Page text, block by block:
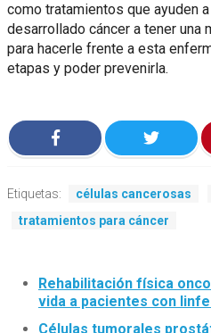
como tratamientos que ayuden
desarrollado cáncer a tener una
para hacerle frente a esta
etapas y poder prevenirla.
Etiquetas: células cancerosas
tratamientos para cáncer
Rehabilitación física
vida a pacientes con
Células tumorales